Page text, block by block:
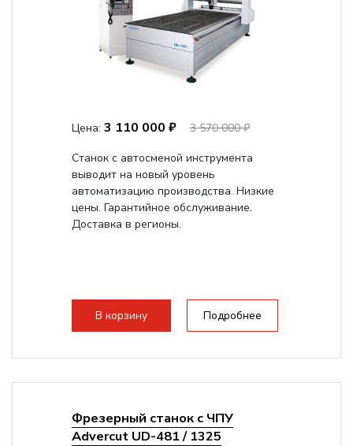
Цена: 3 110 000 ₽
3 570 000 ₽
Станок с автосменой инструмента
выводит на новый уровень
автоматизацию производства. Низкие
цены. Гарантийное обслуживание.
Доставка в регионы.
В корзину Подробнее
Фрезерный станок с ЧПУ
Advercut UD-481 / 1325